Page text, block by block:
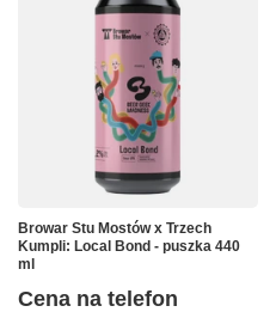
Browar Stu Mostów x Trzech
Kumpli: Local Bond - puszka 440
ml
Cena na telefon